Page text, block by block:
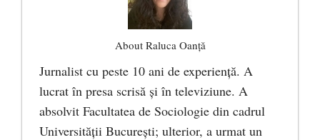
About Raluca Oanță
Jurnalist cu peste 10 ani de experiență. A
lucrat în presa scrisă și în televiziune. A
absolvit Facultatea de Sociologie din cadrul
Universității București; ulterior, a urmat un